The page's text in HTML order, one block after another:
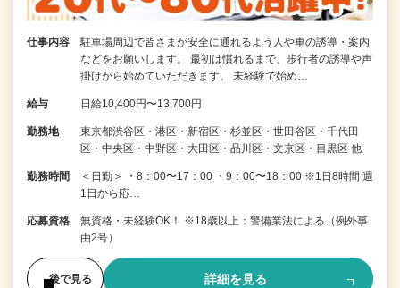
仕事内容
駐車場周辺で皆さまが安全に通れるよう人や車の誘導・案内
などをお願いします。 最初は慣れるまで、歩行者の誘導や声
掛けから始めていただきます。 未経験で始め…
給与 日給10,400円〜13,700円
勤務地
東京都渋谷区・港区・新宿区・杉並区・世田谷区・千代田
区・中央区・中野区・大田区・品川区・文京区・目黒区 他
勤務時間
＜日勤＞ ・8：00〜17：00 ・9：00〜18：00 ※1日8時間 週
1日から応…
応募資格
無資格・未経験OK！ ※18歳以上：警備業法による（例外事
由2号）
後で見る 詳細を見る